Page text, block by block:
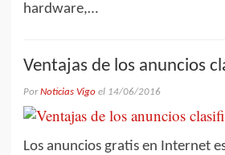
hardware,…
Ventajas de los anuncios
PorNoticias Vigo el 14/06/2016
Los anuncios gratis en Internet